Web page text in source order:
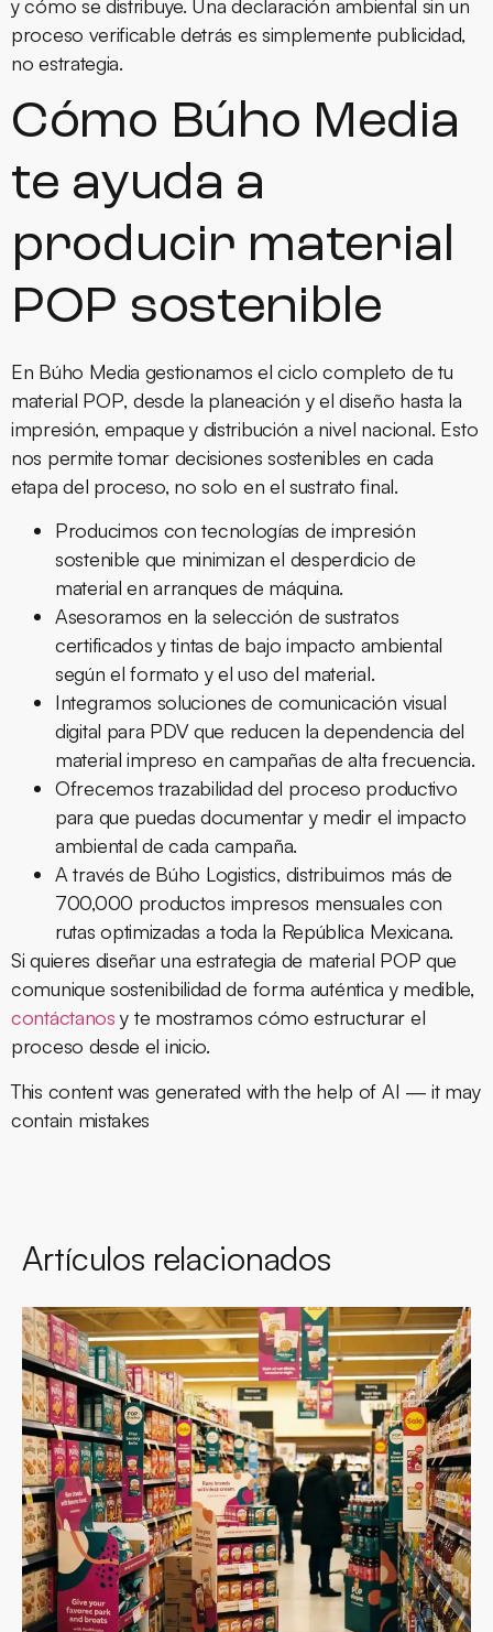
y cómo se distribuye. Una declaración ambiental sin un
proceso verificable detrás es simplemente publicidad,
no estrategia.
Cómo Búho Media
te ayuda a
producir material
POP sostenible
En Búho Media gestionamos el ciclo completo de tu
material POP, desde la planeación y el diseño hasta la
impresión, empaque y distribución a nivel nacional. Esto
nos permite tomar decisiones sostenibles en cada
etapa del proceso, no solo en el sustrato final.
Producimos con tecnologías de impresión
sostenible que minimizan el desperdicio de
material en arranques de máquina.
Asesoramos en la selección de sustratos
certificados y tintas de bajo impacto ambiental
según el formato y el uso del material.
Integramos soluciones de comunicación visual
digital para PDV que reducen la dependencia del
material impreso en campañas de alta frecuencia.
Ofrecemos trazabilidad del proceso productivo
para que puedas documentar y medir el impacto
ambiental de cada campaña.
A través de Búho Logistics, distribuimos más de
700,000 productos impresos mensuales con
rutas optimizadas a toda la República Mexicana.
Si quieres diseñar una estrategia de material POP que
comunique sostenibilidad de forma auténtica y medible,
contáctanos y te mostramos cómo estructurar el
proceso desde el inicio.
This content was generated with the help of AI — it may
contain mistakes
Artículos relacionados